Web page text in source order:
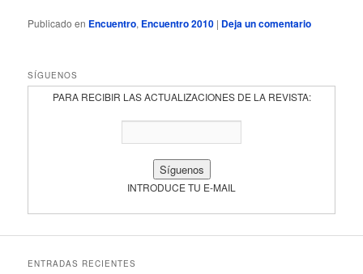
Publicado en Encuentro, Encuentro 2010 | Deja un comentario
SÍGUENOS
PARA RECIBIR LAS ACTUALIZACIONES DE LA REVISTA:
INTRODUCE TU E-MAIL
ENTRADAS RECIENTES